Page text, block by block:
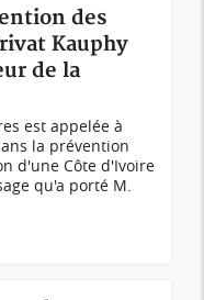
des
Kauphy
de la
est appelée à
la prévention
d'une Côte d'Ivoire
qu'a porté M.